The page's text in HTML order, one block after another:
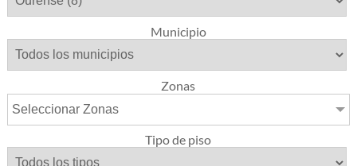
Municipio
Zonas
Seleccionar Zonas
Tipo de piso